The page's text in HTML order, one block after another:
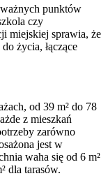
punktów
czy
miejskiej sprawia, że
życia, łączące
od 39 m² do 78
z mieszkań
zarówno
jest w
waha się od 6 m²
dla tarasów.